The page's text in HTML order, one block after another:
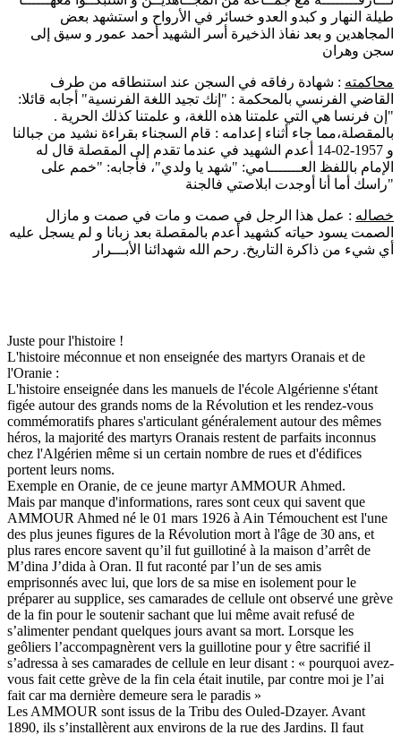
طيلة النهار و كبدو العدو خسائر في الأرواح و استشهد بعض
المجاهدين و بعد نفاذ الذخيرة أسر الشهيد أحمد عمور و سيق إلى
سجن وهران
محاكمته : شهادة رفاقه في السجن عند استنطاقه من طرف
القاضي الفرنسي بالمحكمة : "إنك تجيد اللغة الفرنسية" أجابه قائلا:
"إن فرنسا هي التي علمتنا هذه اللغة، و علمتنا كذلك الحرية .
بالمقصلة،مما جاء أثناء إعدامه : قام السجناء بقراءة نشيد من جبالنا
و 1957-02-14 أعدم الشهيد في عندما تقدم إلى المقصلة قال له
الإمام باللفظ العـــــــامي: "شهد يا ولدي"، فأجابه: "خمم على
راسك أما أنا أوجدت ابلاصتي فالجنة"
خصاله : عمل هذا الرجل في صمت و مات في صمت و مازال
الصمت يسود حياته كشهيد أعدم بالمقصلة بعد زبانا و لم يسجل عليه
أي شيء من ذاكرة التاريخ. رحم الله شهدائنا الأبـــرار
Juste pour l'histoire !
L'histoire méconnue et non enseignée des martyrs Oranais et de
l'Oranie :
L'histoire enseignée dans les manuels de l'école Algérienne s'étant
figée autour des grands noms de la Révolution et les rendez-vous
commémoratifs phares s'articulant généralement autour des mêmes
héros, la majorité des martyrs Oranais restent de parfaits inconnus
chez l'Algérien même si un certain nombre de rues et d'édifices
portent leurs noms.
Exemple en Oranie, de ce jeune martyr AMMOUR Ahmed.
Mais par manque d'informations, rares sont ceux qui savent que
AMMOUR Ahmed né le 01 mars 1926 à Ain Témouchent est l'une
des plus jeunes figures de la Révolution mort à l'âge de 30 ans, et
plus rares encore savent qu’il fut guillotiné à la maison d’arrêt de
M’dina J’dida à Oran. Il fut raconté par l’un de ses amis
emprisonnés avec lui, que lors de sa mise en isolement pour le
préparer au supplice, ses camarades de cellule ont observé une grève
de la fin pour le soutenir sachant que lui même avait refusé de
s’alimenter pendant quelques jours avant sa mort. Lorsque les
geôliers l’accompagnèrent vers la guillotine pour y être sacrifié il
s’adressa à ses camarades de cellule en leur disant : « pourquoi avez-
vous fait cette grève de la fin cela était inutile, par contre moi je l’ai
fait car ma dernière demeure sera le paradis »
Les AMMOUR sont issus de la Tribu des Ouled-Dzayer. Avant
1890, ils s’installèrent aux environs de la rue des Jardins. Il faut